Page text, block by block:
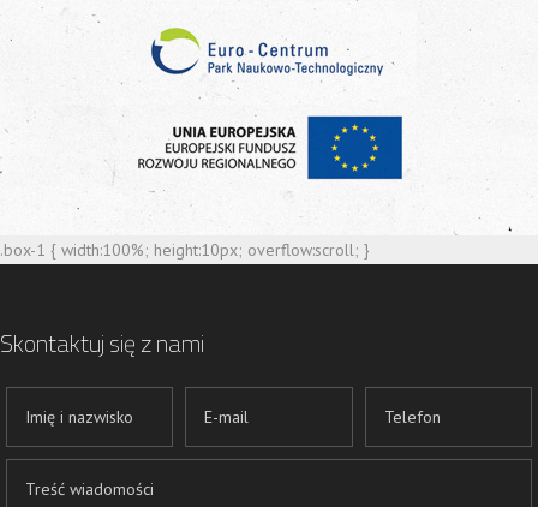
.box-1 { width:100%; height:10px; overflow:scroll; }
Skontaktuj się z nami